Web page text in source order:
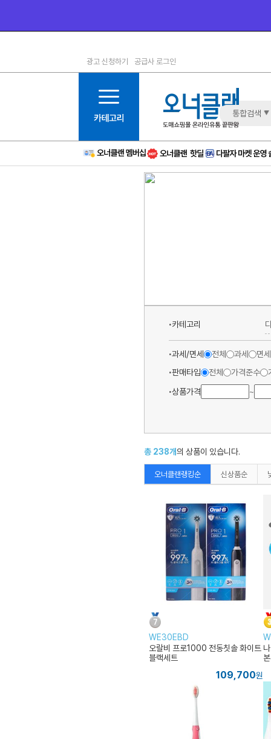
1등급
6등급
11등급
12등급
15등급
16등급
광고 신청하기 공급사 로그인
통합검색
카테고리
과세/면세 전체 과세
면세
판매타입
전체 가격준수
상품가격
~
총 238개의 상품이 있습니다.
오너클랜랭킹순 신상품순
WE30EBD
오랄비 프로1000 전동칫솔 화이트
블랙세트
109,700원